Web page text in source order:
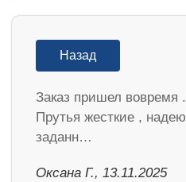
Назад
Заказ пришел вовремя
Прутья жесткие ,
заданн…
Оксана Г., 13.11.2025